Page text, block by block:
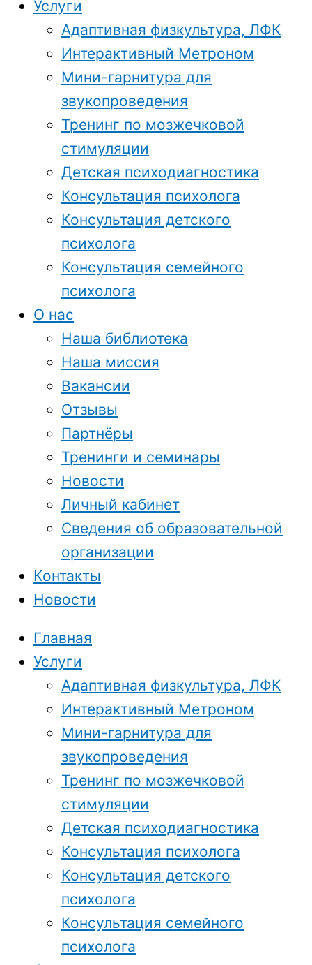
Услуги
Адаптивная физкультура, ЛФК
Интерактивный Метроном
Мини-гарнитура для
звукопроведения
Тренинг по мозжечковой
стимуляции
Детская психодиагностика
Консультация психолога
Консультация детского
психолога
Консультация семейного
психолога
О нас
Наша библиотека
Наша миссия
Вакансии
Отзывы
Партнёры
Тренинги и семинары
Новости
Личный кабинет
Сведения об образовательной
организации
Контакты
Новости
Главная
Услуги
Адаптивная физкультура, ЛФК
Интерактивный Метроном
Мини-гарнитура для
звукопроведения
Тренинг по мозжечковой
стимуляции
Детская психодиагностика
Консультация психолога
Консультация детского
психолога
Консультация семейного
психолога